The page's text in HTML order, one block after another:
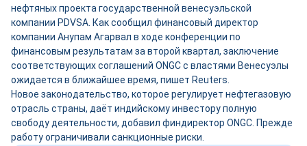
нефтяных проекта государственной венесуэльской
компании PDVSA. Как сообщил финансовый директор
компании Анупам Агарвал в ходе конференции по
финансовым результатам за второй квартал, заключение
соответствующих соглашений ONGC с властями Венесуэлы
ожидается в ближайшее время, пишет Reuters.
Новое законодательство, которое регулирует нефтегазовую
отрасль страны, даёт индийскому инвестору полную
свободу деятельности, добавил финдиректор ONGC. Прежде
работу ограничивали санкционные риски.